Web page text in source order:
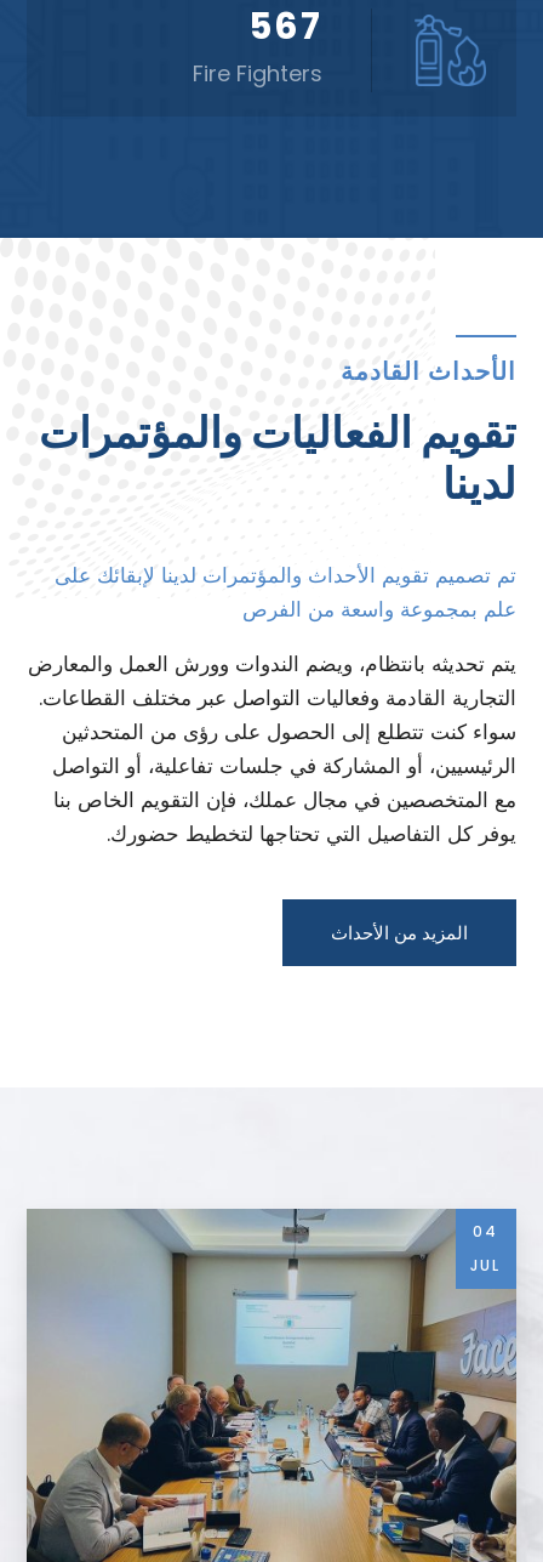
567
Fire Fighters
الأحداث القادمة
تقويم الفعاليات والمؤتمرات
لدينا
تم تصميم تقويم الأحداث والمؤتمرات لدينا لإبقائك على
علم بمجموعة واسعة من الفرص
يتم تحديثه بانتظام، ويضم الندوات وورش العمل والمعارض
التجارية القادمة وفعاليات التواصل عبر مختلف القطاعات.
سواء كنت تتطلع إلى الحصول على رؤى من المتحدثين
الرئيسيين، أو المشاركة في جلسات تفاعلية، أو التواصل
مع المتخصصين في مجال عملك، فإن التقويم الخاص بنا
يوفر كل التفاصيل التي تحتاجها لتخطيط حضورك.
المزيد من الأحداث
04
JUL